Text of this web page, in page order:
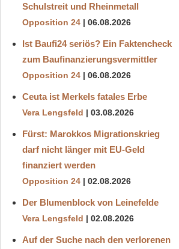
Schulstreit und Rheinmetall
Opposition 24 06.08.2026
Ist Baufi24 seriös? Ein Faktencheck
zum Baufinanzierungsvermittler
Opposition 24 06.08.2026
Ceuta ist Merkels fatales Erbe
Vera Lengsfeld 03.08.2026
Fürst: Marokkos Migrationskrieg
darf nicht länger mit EU-Geld
finanziert werden
Opposition 24 02.08.2026
Der Blumenblock von Leinefelde
Vera Lengsfeld 02.08.2026
Auf der Suche nach den verlorenen